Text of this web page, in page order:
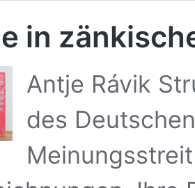
in
Antje Rávik
des